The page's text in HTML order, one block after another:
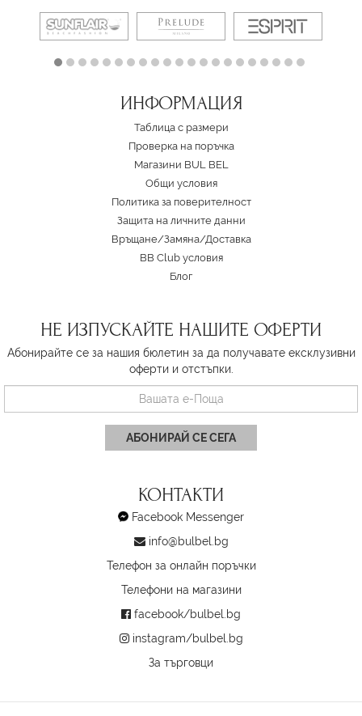
ИНФОРМАЦИЯ
Таблица с размери
Проверка на поръчка
Магазини BUL BEL
Oбщи условия
Политика за поверителност
Защита на личните данни
Връщане/Замяна/Доставка
BB Club условия
Блог
НЕ ИЗПУСКАЙТЕ НАШИТЕ ОФЕРТИ
Абонирайте се за нашия бюлетин за да получавате ексклузивни
оферти и отстъпки.
АБОНИРАЙ СЕ СЕГА
КОНТАКТИ
Facebook Messenger
info@bulbel.bg
Телефон за онлайн поръчки
Телефони на магазини
facebook/bulbel.bg
instagram/bulbel.bg
За търговци